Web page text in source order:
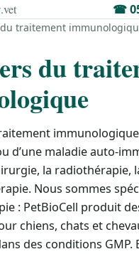
.vet ☎
traitement
du
immunologique
d’une maladie auto-
la radiothérapie,
Nous sommes
: PetBioCell produit
chiens, chats et
des conditions GMP.